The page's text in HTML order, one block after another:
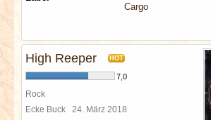
Cargo
High Reeper HOT
7,0
Rock
Ecke Buck 24. März 2018